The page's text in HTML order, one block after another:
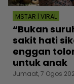
MSTAR | VIRAL
“Bukan
sakit hati
enggan
untuk anak
Jumaat, 7 Ogos